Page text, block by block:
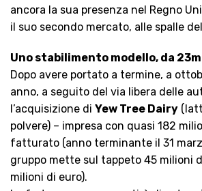
ancora la sua presenza nel Regno
il suo secondo mercato, alle spalle
Uno stabilimento modello, da
Dopo avere portato a termine, a
anno, a seguito del via libera delle
l’acquisizione di Yew Tree Dairy
polvere) – impresa con quasi 182
fatturato (anno terminante il 31
gruppo mette sul tappeto 45 milioni
milioni di euro).